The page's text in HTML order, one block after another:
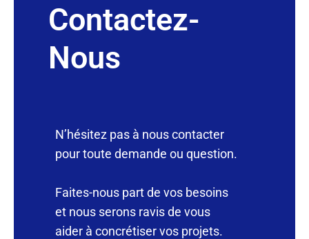
Contactez-
Nous
N’hésitez pas à nous contacter
pour toute demande ou question.
Faites-nous part de vos besoins
et nous serons ravis de vous
aider à concrétiser vos projets.